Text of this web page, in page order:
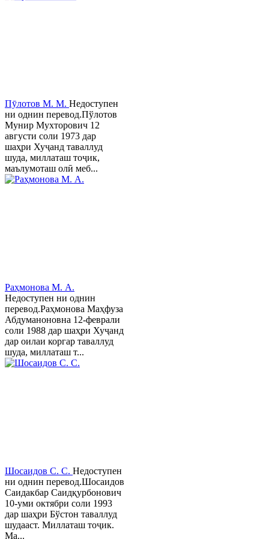
Пӯлотов М. М. Недоступен
ни однин перевод.Пўлотов
Мунир Мухторович 12
августи соли 1973 дар
шаҳри Хуҷанд таваллуд
шуда, миллаташ тоҷик,
маълумоташ олӣ меб...
Раҳмонова М. А.
Недоступен ни однин
перевод.Раҳмонова Маҳфуза
Абдуманоновна 12-феврали
соли 1988 дар шаҳри Хуҷанд
дар оилаи коргар таваллуд
шуда, миллаташ т...
Шосаидов С. С. Недоступен
ни однин перевод.Шосаидов
Саидакбар Саидқурбонович
10-уми октябри соли 1993
дар шаҳри Бўстон таваллуд
шудааст. Миллаташ тоҷик.
Ма...